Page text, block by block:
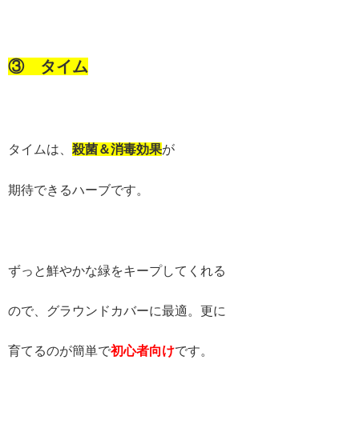
③ タイム
タイムは、 殺菌＆消毒効果が
期待できるハーブです。
ずっと鮮やかな緑をキープしてくれる
ので、グラウンドカバーに最適。更に
育てるのが簡単で初心者向けです。